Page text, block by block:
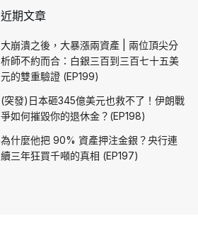
近期文章
大崩潰之後，大暴漲兩資產 | 兩位頂尖分
析師不約而合：白銀三百到三百七十五美
元的雙重驗證 (EP199)
(突發)日本砸345億美元也救不了！伊朗戰
爭如何摧毀你的退休金？(EP198)
為什麼他把 90% 資產押注金銀？央行連
續三年狂買千噸的真相 (EP197)